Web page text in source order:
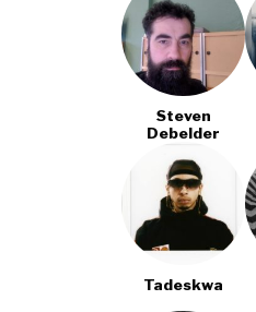
Steven
Debelder
Tadeskwa